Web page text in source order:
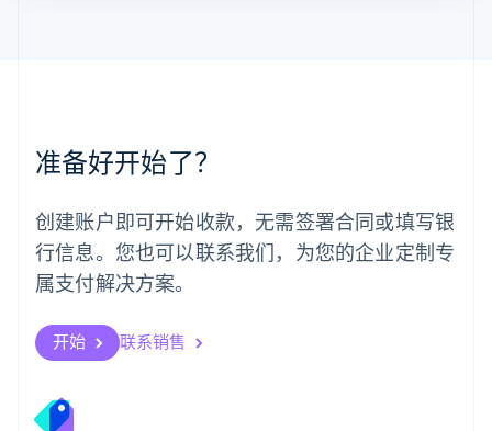
准备好开始了？
创建账户即可开始收款，无需签署合同或填写银
行信息。您也可以联系我们，为您的企业定制专
属支付解决方案。
开始 联系销售
日本
日本語English
SvenskaEnglish
瑞士
DeutschFrançais ItalianoEnglish
塞浦路斯
斯洛伐克
English
English
泰国